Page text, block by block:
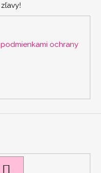
podmienkami ochrany